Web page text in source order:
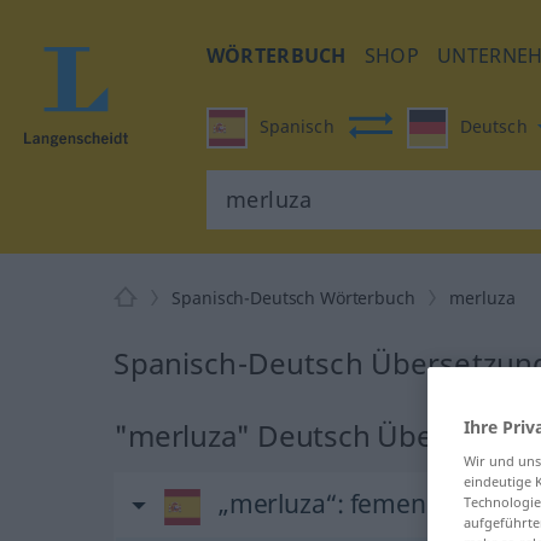
WÖRTERBUCH SHOP
Spanisch Deutsch
Spanisch-Deutsch Wörterbuch merluza
Spanisch-Deutsch
"merluza" Deutsch
„merluza“: femenino
Ihre
Wir und
eindeutige